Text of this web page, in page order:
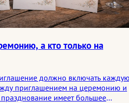
а кто только на
должно включать
приглашением на церемонию и
имеет большее